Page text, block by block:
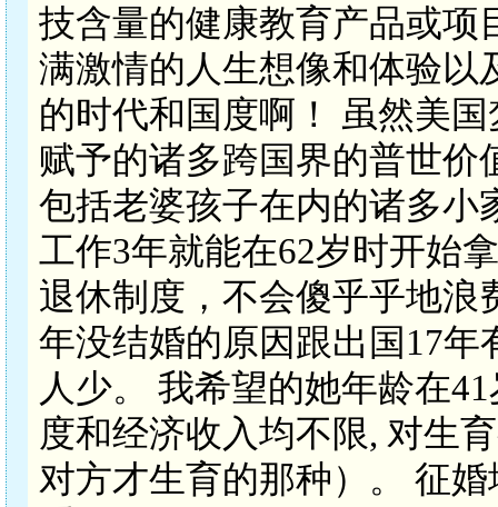
技含量的健康教育产品或项
满激情的人生想像和体验以
的时代和国度啊！ 虽然美
赋予的诸多跨国界的普世价
包括老婆孩子在内的诸多小
工作3年就能在62岁时开始
退休制度，不会傻乎乎地浪
年没结婚的原因跟出国17
人少。 我希望的她年龄在
度和经济收入均不限, 对生
对方才生育的那种）。 征